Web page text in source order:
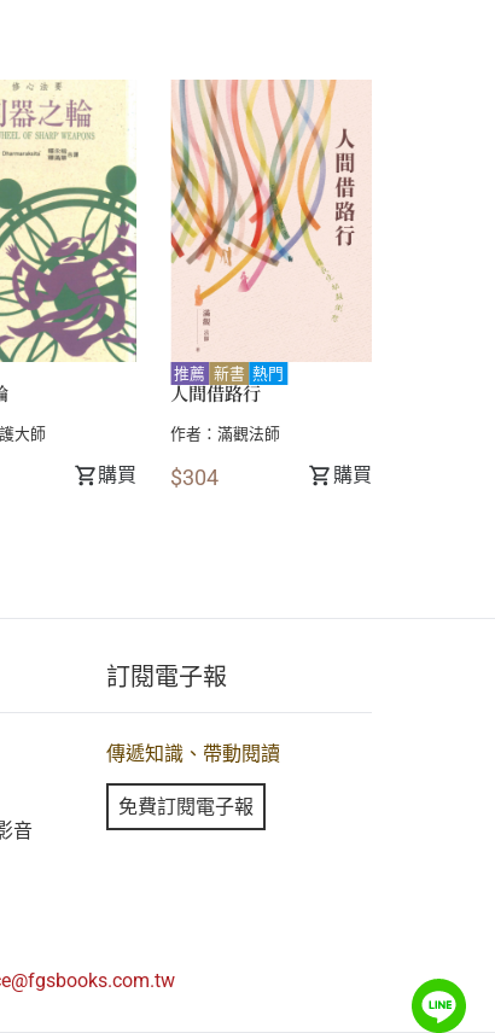
大師
購買
推薦 新書 熱門
人間借路行
作者：滿觀法師
$304 購買
音
訂閱電子報
傳遞知識、帶動閱讀
免費訂閱電子報